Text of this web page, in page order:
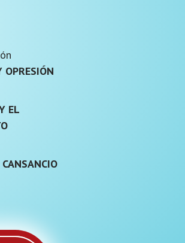
OPRESIÓN
EL